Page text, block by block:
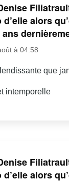
alors
à 04:58
que
intemporelle
alors